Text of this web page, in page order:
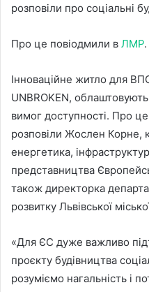
розповіли про соціальні
Про це повіодмили в ЛМР.
Інноваційне житло для
UNBROKEN, облаштовують
вимог доступності. Про
розповіли Жослен Корне,
енергетика,
представництва
також директорка
розвитку Львівської
«Для ЄС дуже важливо
проєкту будівництва
розуміємо нагальність і